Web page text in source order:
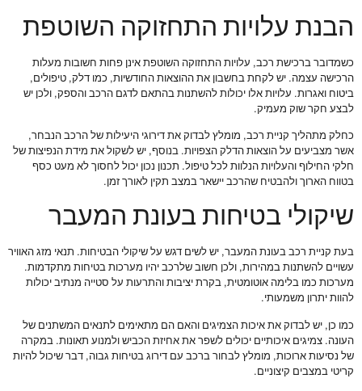
הבנת עלויות התחזוקה השוטפת
כשמדובר ברכישת רכב, עלויות התחזוקה השוטפת אינן פחות חשובות מעלות
הרכישה עצמה. יש לקחת בחשבון את ההוצאות החודשיות, כמו דלק, טיפולים,
ביטוח ואגרות. עלויות אלו יכולות להשתנות בהתאם לדגם הרכב והספק, ולכן יש
לבצע חקר שוק מעמיק.
כחלק מתהליך קניית רכב, מומלץ לבדוק את דירוגי היעילות של הרכב הנבחר,
אשר מצביעים על הוצאות הדלק הצפויות. בנוסף, יש לשקול את מידת הנפיצות של
חלקי החילוף והעלויות הנלוות לכל טיפול. תכנון נכון יכול לחסוך לא מעט כסף
בטווח הארוך ולהבטיח שהרכב יישאר במצב תקין לאורך זמן.
שיקולי בטיחות בעונת המעבר
בעת קניית רכב בעונת המעבר, יש לשים דגש על שיקולי הבטיחות. תנאי מזג האוויר
עשויים להשתנות במהירות, ולכן חשוב שלרכב יהיו מערכות בטיחות מתקדמות.
מערכות כמו בלימה אוטומטית, בקרת יציבות והתרעות על סטייה מנתיב יכולות
להוות יתרון משמעותי.
כמו כן, יש לבדוק את איכות הצמיגים והאם הם מתאימים לתנאים המשתנים של
העונה. צמיגים איכותיים יכולים לשפר את אחיזת הכביש ולמנוע תאונות. במקרה
של נסיעות ארוכות, מומלץ לבחור ברכב עם דירוג בטיחות גבוה, דבר שיכול להיות
קריטי במצבים קיצוניים.